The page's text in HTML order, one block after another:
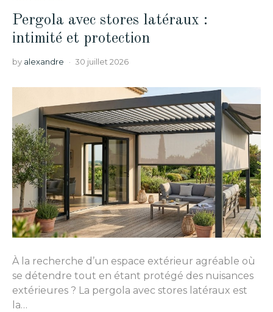
Pergola avec stores latéraux :
intimité et protection
by alexandre 30 juillet 2026
À la recherche d’un espace extérieur agréable où
se détendre tout en étant protégé des nuisances
extérieures ? La pergola avec stores latéraux est
la…